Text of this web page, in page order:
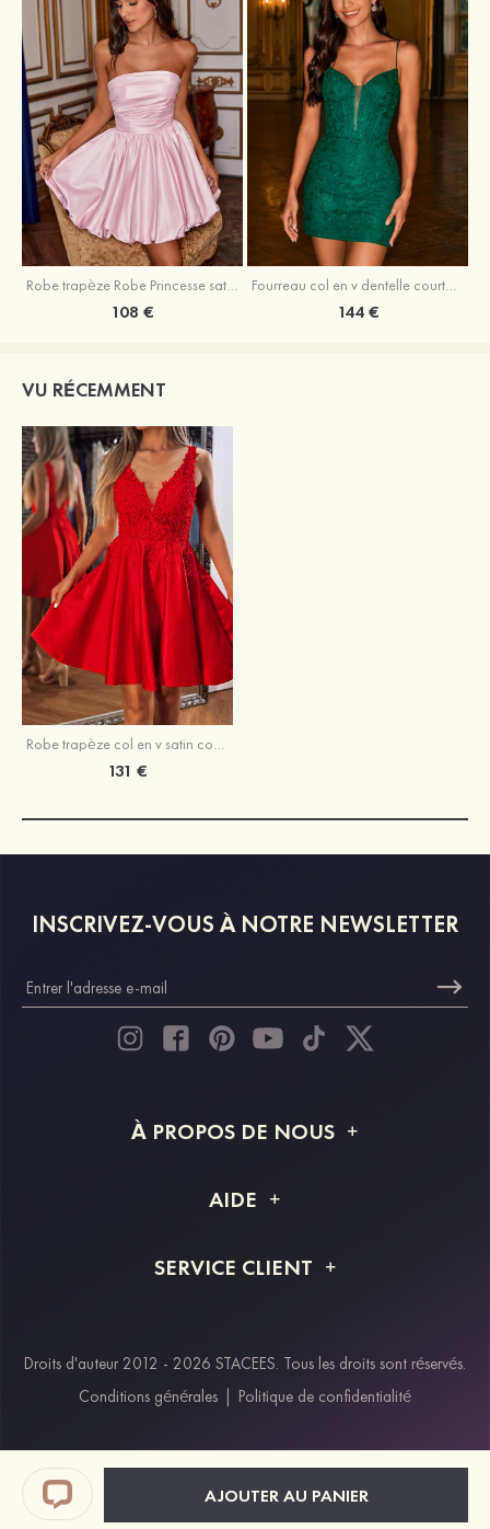
AJOUTER AU PANIER
Robe trapèze Robe Princesse satin sans manches courte/mini robe de fête de la rentrée
108 €
Fourreau col en v dentelle courte/mini robe de fête de la rentré avec perles
144 €
VU RÉCEMMENT
Robe trapèze col en v satin courte/mini robe de fête de la rentrée
131 €
INSCRIVEZ-VOUS À NOTRE NEWSLETTER
À PROPOS DE NOUS
Livraison
AIDE
Retour et remboursement
SERVICE CLIENT
Modes de paiement
Klarna
Paypal
Réductions étudiants & travailleurs essentiels
Droits d'auteur 2012 - 2026 STACEES. Tous les droits sont réservés.
Conditions générales | Politique de confidentialité